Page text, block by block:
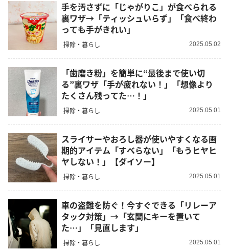
手を汚さずに「じゃがりこ」が食べられる
裏ワザ→「ティッシュいらず」「食べ終わ
っても手がきれい」
掃除・暮らし 2025.05.02
「歯磨き粉」を簡単に“最後まで使い切
る”裏ワザ「手が疲れない！」「想像より
たくさん残ってた…！」
掃除・暮らし 2025.05.01
スライサーやおろし器が使いやすくなる画
期的アイテム「すべらない」「もうヒヤヒ
ヤしない！」【ダイソー】
掃除・暮らし 2025.05.01
車の盗難を防ぐ！今すぐできる「リレーア
タック対策」→「玄関にキーを置いて
た…」「見直します」
掃除・暮らし 2025.05.01